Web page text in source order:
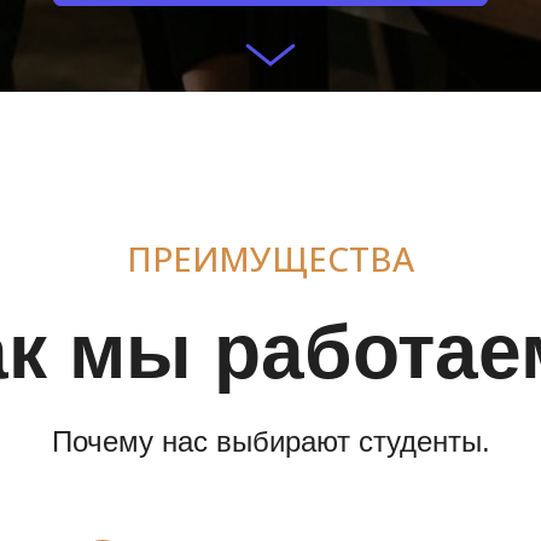
ПРЕИМУЩЕСТВА
мы
Почему нас выбирают студенты.